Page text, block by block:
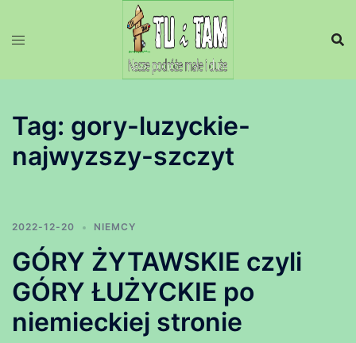
Tag: gory-luzyckie-
najwyzszy-szczyt
2022-12-20 NIEMCY
GÓRY ŻYTAWSKIE czyli
GÓRY ŁUŻYCKIE po
niemieckiej stronie